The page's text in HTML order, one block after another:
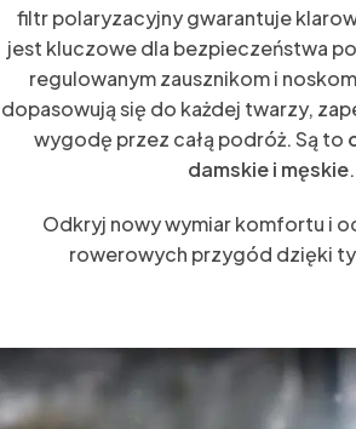
filtr polaryzacyjny gwarantuje
jest kluczowe dla bezpieczeństwa
regulowanym zausznikom i
dopasowują się do każdej twarzy,
wygodę przez całą podróż. Są to
damskie i męskie.
Odkryj nowy wymiar komfortu i
rowerowych przygód dzięki